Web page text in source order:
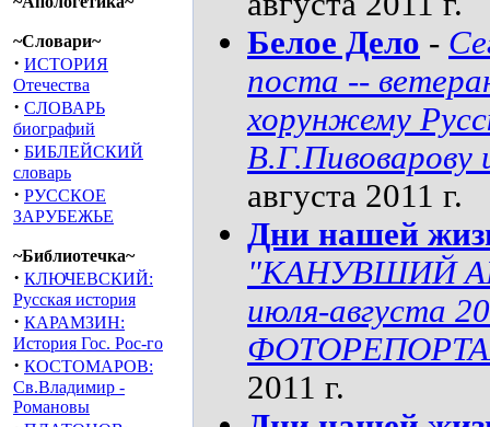
~Словари~
· ИСТОРИЯ
Отечества
· СЛОВАРЬ
биографий
· БИБЛЕЙСКИЙ
словарь
· РУССКОЕ
ЗАРУБЕЖЬЕ
~Библиотечка~
· КЛЮЧЕВСКИЙ:
Русская история
· КАРАМЗИН:
История Гос. Рос-го
· КОСТОМАРОВ:
Св.Владимир -
Романовы
Белое Дело -
поста --
хорунжему
В.Г.Пивоварову
августа 2011 г.
Дни нашей
"КАНУВШИЙ
июля-августа
2011 г.